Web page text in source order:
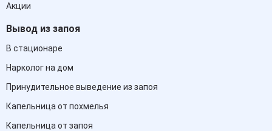
Акции
Вывод из запоя
В стационаре
Нарколог на дом
Принудительное выведение из запоя
Капельница от похмелья
Капельница от запоя